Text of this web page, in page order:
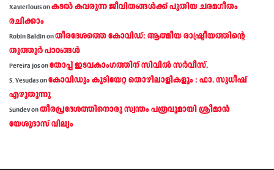
Xavierlouisonകടല്‍ കവരുന്ന ജീവിതങ്ങള്‍ക്ക് പുതിയ ചരമഗീതം
രചിക്കാം
Robin Baldinonതീരദേശത്തെ കോവിഡ്: ആത്മീയ രാഷ്ട്രീയത്തിന്റെ
തൂത്തൂര്‍ പാഠങ്ങൾ
Pereira Josonതോപ്പ് ഇടവകാംഗത്തിന് സിവിൽ സർവീസ്.
S. Yesudasonകോവിഡും കുടിയേറ്റ തൊഴിലാളികളും : ഫാ. സുധീഷ്
എഴുതുന്നു
Sundevonതീരപ്രദേശത്തിനൊരു സ്വന്തം പത്രവുമായി ശ്രീമാന്‍
യേശുദാസ് വില്യം